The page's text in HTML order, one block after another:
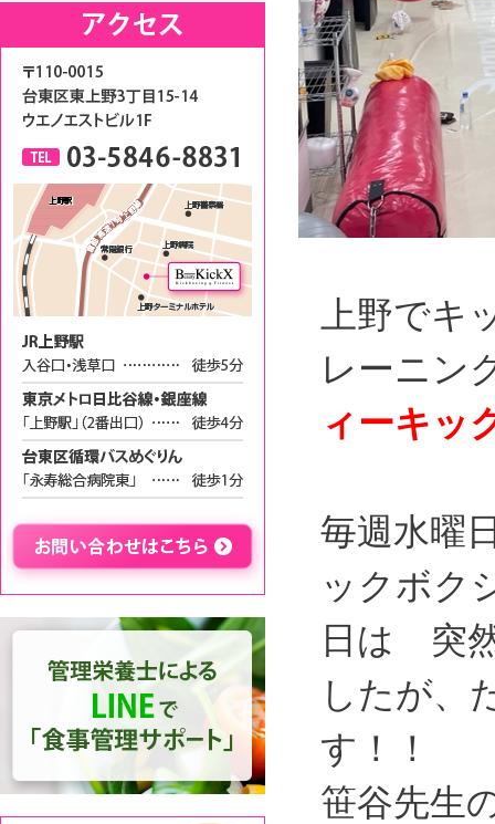
上野でキ
レーニン
ィーキッ
毎週水曜
ックボク
日は 突
したが、
す！！
笹谷先生